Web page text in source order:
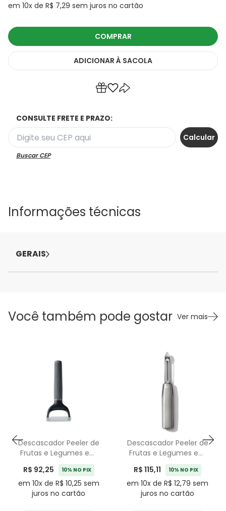
em 10x de R$ 7,29 sem juros no cartão
COMPRAR
ADICIONAR À SACOLA
CONSULTE FRETE E PRAZO:
Buscar CEP
Informações técnicas
GERAIS
Você também pode gostar Ver mais
Descascador Peeler de
Frutas e Legumes em
Inox Cinza KitchenAid
R$ 92,25 10% NO PIX
em 10x de R$ 10,25 sem
juros no cartão
Descascador Peeler de
Frutas e Legumes em
Aço Inox Prata Oxo
R$ 115,11 10% NO PIX
em 10x de R$ 12,79 sem
juros no cartão